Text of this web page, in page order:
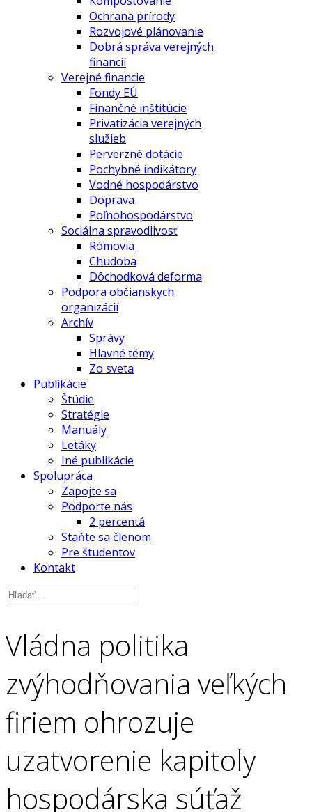
Ochrana prírody
Rozvojové plánovanie
Dobrá správa verejných
financií
Verejné financie
Fondy EÚ
Finančné inštitúcie
Privatizácia verejných
služieb
Perverzné dotácie
Pochybné indikátory
Vodné hospodárstvo
Doprava
Poľnohospodárstvo
Sociálna spravodlivosť
Rómovia
Chudoba
Dôchodková deforma
Podpora občianskych
organizácií
Archív
Správy
Hlavné témy
Zo sveta
Publikácie
Štúdie
Stratégie
Manuály
Letáky
Iné publikácie
Spolupráca
Zapojte sa
Podporte nás
2 percentá
Staňte sa členom
Pre študentov
Kontakt
Vládna politika
zvýhodňovania veľkých
firiem ohrozuje
uzatvorenie kapitoly
hospodárska súťaž